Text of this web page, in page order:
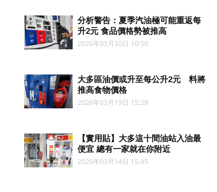
分析警告：夏季汽油極可能重返每
升2元 食品價格勢被推高
2026年03月20日 10:50
大多區油價或升至每公升2元 料將
推高食物價格
2026年03月19日 15:28
【實用貼】大多這十間油站入油最
便宜 總有一家就在你附近
2026年03月14日 15:45